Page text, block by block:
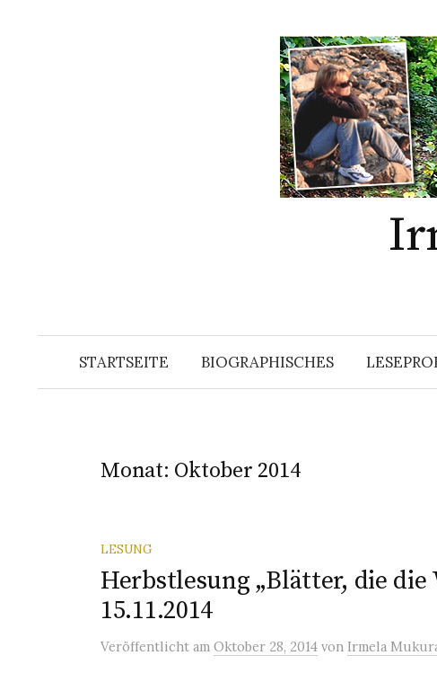
STARTSEITE BIOGRAPHISCHES
Monat: Oktober 2014
LESUNG
Herbstlesung „Blätter, die die
15.11.2014
Veröffentlicht am Oktober 28, 2014 von Irmela